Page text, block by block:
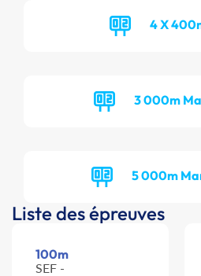
4 X
3 000m
5 000m
Liste des épreuves
100m
SEF -